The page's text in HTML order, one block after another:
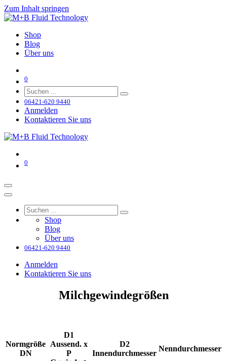
Zum Inhalt springen
Shop
Blog
Über uns
0
06421-620 9440
Anmelden
Kontaktieren Sie uns
0
Shop
Blog
Über uns
06421-620 9440
Anmelden
Kontaktieren Sie uns
Milchgewindegrößen
Normgröße
DN
D1
Aussend. x
P
D2
Innendurchmesser
Nenndurchmesser